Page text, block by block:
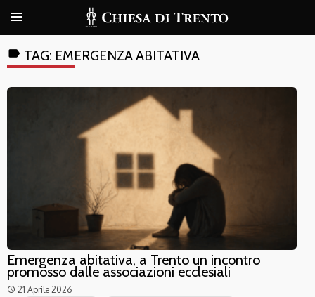
label TAG: EMERGENZA ABITATIVA
Emergenza abitativa, a Trento un incontro
promosso dalle associazioni ecclesiali
access_time 21 Aprile 2026